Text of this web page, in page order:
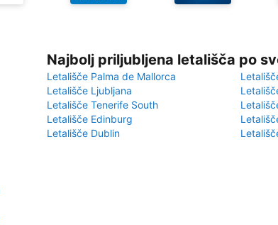
Najbolj priljubljena letališča po
Letališče Palma de Mallorca
Letališče Ljubljana
Letališče Tenerife South
Letališče Edinburg
Letališče Dublin